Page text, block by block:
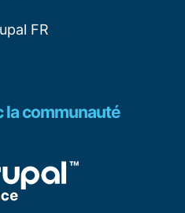
FR
la communauté